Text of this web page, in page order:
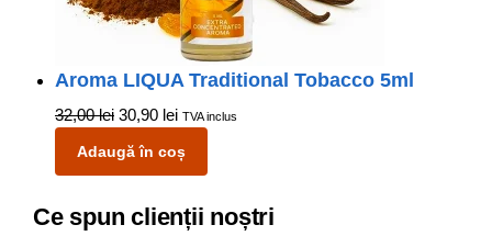
Aroma LIQUA Traditional Tobacco 5ml
32,00lei 30,90 lei TVA inclus
Adaugă în coș
Ce spun clienții noștri